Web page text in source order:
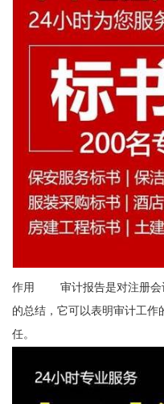
作用 审计报告是对注册会
的总结，它可以表明审计工
任。